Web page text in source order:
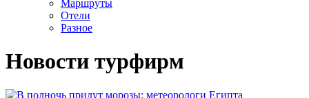
Маршруты
Отели
Разное
Новости турфирм